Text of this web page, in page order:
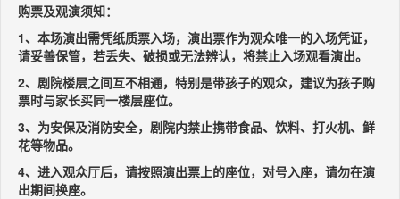
购票及观演须知：
1、本场演出需凭纸质票入场，演出票作为观众唯一的入场凭证，
请妥善保管，若丢失、破损或无法辨认，将禁止入场观看演出。
2、剧院楼层之间互不相通，特别是带孩子的观众，建议为孩子购
票时与家长买同一楼层座位。
3、为安保及消防安全，剧院内禁止携带食品、饮料、打火机、鲜
花等物品。
4、进入观众厅后，请按照演出票上的座位，对号入座，请勿在演
出期间换座。